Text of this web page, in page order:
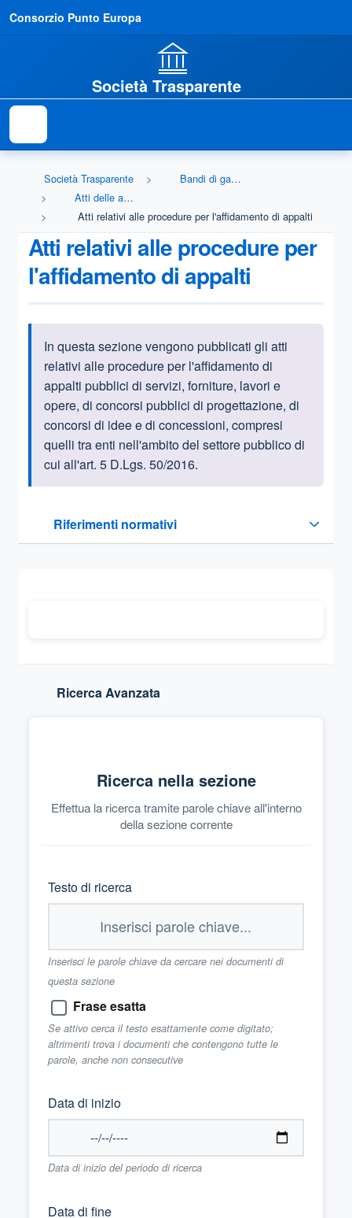
Consorzio Punto Europa
Società Trasparente
Società Trasparente
Bandi di gara e contratti
Atti delle amministrazioni aggiudicatrici e degli enti aggiudicatori distintamente per ogni procedura
Atti relativi alle procedure per l'affidamento di appalti
Atti relativi alle procedure per
l'affidamento di appalti
Informazioni introduttive
In questa sezione vengono pubblicati gli atti
relativi alle procedure per l'affidamento di
appalti pubblici di servizi, forniture, lavori e
opere, di concorsi pubblici di progettazione, di
concorsi di idee e di concessioni, compresi
quelli tra enti nell'ambito del settore pubblico di
cui all'art. 5 D.Lgs. 50/2016.
Riferimenti normativi
Sezione compressa
Ricerca Avanzata
Ricerca nella sezione
Effettua la ricerca tramite parole chiave all'interno
della sezione corrente
Testo di ricerca
Inserisci le parole chiave da cercare nei documenti di
questa sezione
Frase esatta
Se attivo cerca il testo esattamente come digitato;
altrimenti trova i documenti che contengono tutte le
parole, anche non consecutive
Data di inizio
Data di inizio del periodo di ricerca
Data di fine